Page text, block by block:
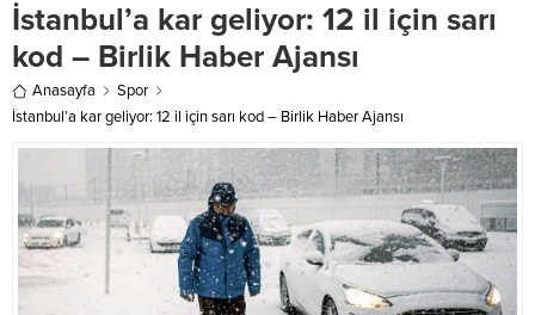
İstanbul’a kar geliyor: 12 il için sarı
kod – Birlik Haber Ajansı
Anasayfa
Spor
İstanbul’a kar geliyor: 12 il için sarı kod – Birlik Haber Ajansı